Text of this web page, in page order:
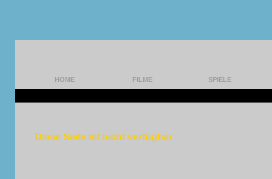
HOME FILME SPIELE
Diese Seite ist nicht verfügbar